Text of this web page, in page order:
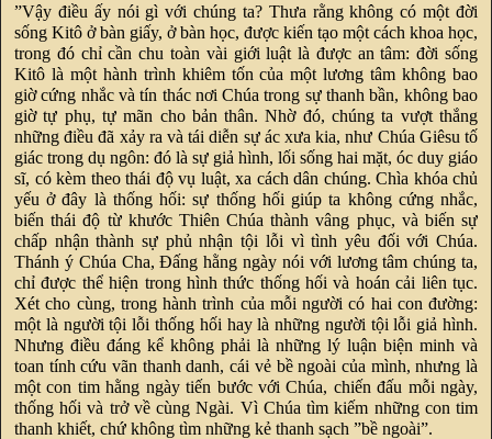
”Vậy điều ấy nói gì với chúng ta? Thưa rằng không có một đời
sống Kitô ở bàn giấy, ở bàn học, được kiến tạo một cách khoa học,
trong đó chỉ cần chu toàn vài giới luật là được an tâm: đời sống
Kitô là một hành trình khiêm tốn của một lương tâm không bao
giờ cứng nhắc và tín thác nơi Chúa trong sự thanh bần, không bao
giờ tự phụ, tự mãn cho bản thân. Nhờ đó, chúng ta vượt thắng
những điều đã xảy ra và tái diễn sự ác xưa kia, như Chúa Giêsu tố
giác trong dụ ngôn: đó là sự giả hình, lối sống hai mặt, óc duy giáo
sĩ, có kèm theo thái độ vụ luật, xa cách dân chúng. Chìa khóa chủ
yếu ở đây là thống hối: sự thống hối giúp ta không cứng nhắc,
biến thái độ từ khước Thiên Chúa thành vâng phục, và biến sự
chấp nhận thành sự phủ nhận tội lỗi vì tình yêu đối với Chúa.
Thánh ý Chúa Cha, Đấng hằng ngày nói với lương tâm chúng ta,
chỉ được thể hiện trong hình thức thống hối và hoán cải liên tục.
Xét cho cùng, trong hành trình của mỗi người có hai con đường:
một là người tội lỗi thống hối hay là những người tội lỗi giả hình.
Nhưng điều đáng kể không phải là những lý luận biện minh và
toan tính cứu vãn thanh danh, cái vẻ bề ngoài của mình, nhưng là
một con tim hằng ngày tiến bước với Chúa, chiến đấu mỗi ngày,
thống hối và trở về cùng Ngài. Vì Chúa tìm kiếm những con tim
thanh khiết, chứ không tìm những kẻ thanh sạch ”bề ngoài”.